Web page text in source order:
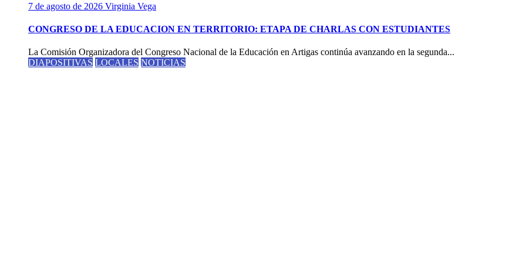
7 de agosto de 2026 Virginia Vega
CONGRESO DE LA EDUCACION EN TERRITORIO: ETAPA DE CHARLAS CON ESTUDIANTES
La Comisión Organizadora del Congreso Nacional de la Educación en Artigas continúa avanzando en la segunda...
DIAPOSITIVAS LOCALES NOTICIAS